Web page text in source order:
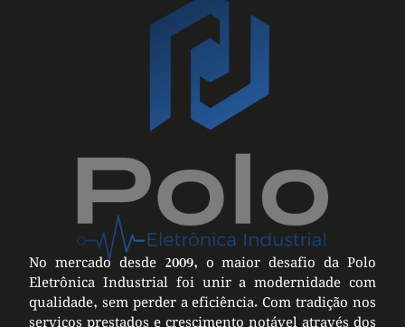
No mercado desde 2009, o maior desafio da Polo
Eletrônica Industrial foi unir a modernidade com
qualidade, sem perder a eficiência. Com tradição nos
serviços prestados e crescimento notável através dos